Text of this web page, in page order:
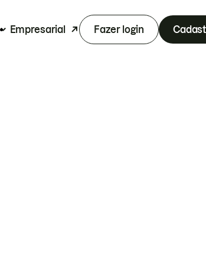
Empresarial Fazer login